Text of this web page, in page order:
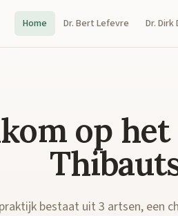
Home Dr. Bert Lefevre Dr. Dirk
op
bestaat uit 3 artsen, een